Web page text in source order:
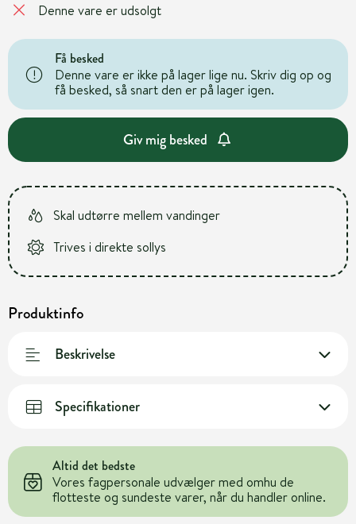
Denne vare er udsolgt
Få besked
Denne vare er ikke på lager lige nu. Skriv dig op og
få besked, så snart den er på lager igen.
Giv mig besked
Skal udtørre mellem vandinger
Trives i direkte sollys
Produktinfo
Beskrivelse
Specifikationer
Altid det bedste
Vores fagpersonale udvælger med omhu de
flotteste og sundeste varer, når du handler online.